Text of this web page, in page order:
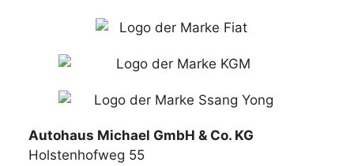
Autohaus Michael GmbH & Co. KG
Holstenhofweg 55